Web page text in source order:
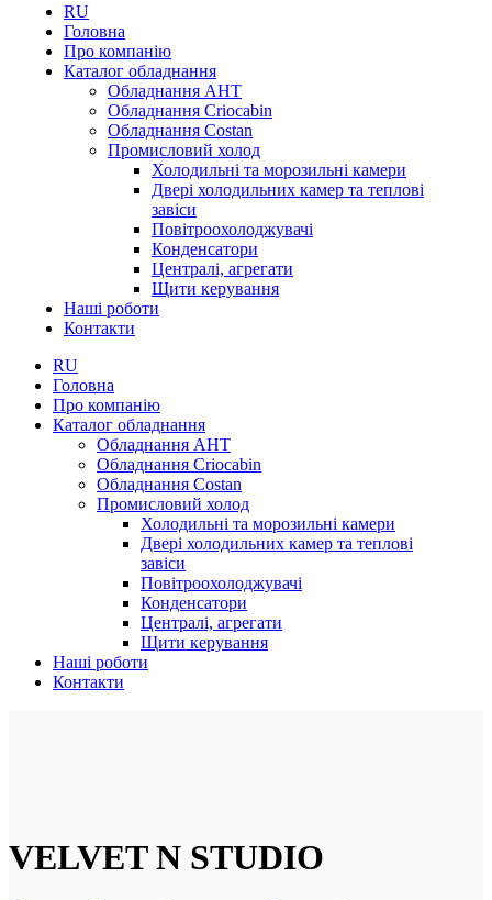
RU
Головна
Про компанію
Каталог обладнання
Обладнання AHT
Обладнання Criocabin
Обладнання Costan
Промисловий холод
Холодильні та морозильні камери
Двері холодильних камер та теплові
завіси
Повітроохолоджувачі
Конденсатори
Централі, агрегати
Щити керування
Наші роботи
Контакти
RU
Головна
Про компанію
Каталог обладнання
Обладнання AHT
Обладнання Criocabin
Обладнання Costan
Промисловий холод
Холодильні та морозильні камери
Двері холодильних камер та теплові
завіси
Повітроохолоджувачі
Конденсатори
Централі, агрегати
Щити керування
Наші роботи
Контакти
VELVET N STUDIO